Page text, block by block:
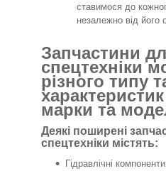
ставимося до
незалежно від його
Запчастини
спецтехніки
різного типу
марки та
Деякі поширені
спецтехніки містять:
Гідравлічні